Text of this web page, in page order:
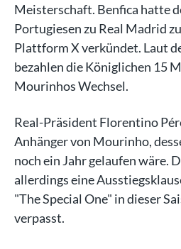
Meisterschaft. Benfica hatte
Portugiesen zu Real Madrid
Plattform X verkündet. Laut
bezahlen die Königlichen 15
Mourinhos Wechsel.
Real-Präsident Florentino
Anhänger von Mourinho,
noch ein Jahr gelaufen wäre.
allerdings eine
"The Special One" in dieser
verpasst.